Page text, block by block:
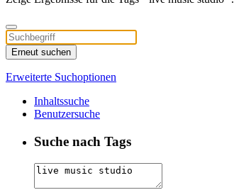
Erneut suchen
Erweiterte Suchoptionen
Inhaltssuche
Benutzersuche
Suche nach Tags